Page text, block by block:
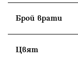
Брой врати
Цвят